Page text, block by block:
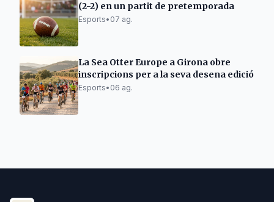
(2-2) en un partit de pretemporada
Esports• 07 ag.
La Sea Otter Europe a Girona obre
inscripcions per a la seva desena edició
Esports• 06 ag.